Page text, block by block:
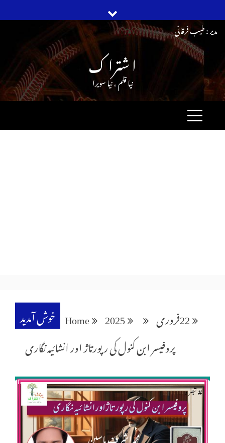
content
مدیر : طیب فرقانی
ا شترا ک
نیا قلم ، نیا سویرا
خوش آمدید Home 2025 فروری22
پروفیسر ابن کنول کی رپورتاژ اور انشائیہ نگاری